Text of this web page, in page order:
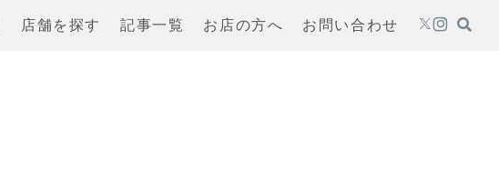
店舗を探す 記事一覧 お店の方へ お問い合わせ